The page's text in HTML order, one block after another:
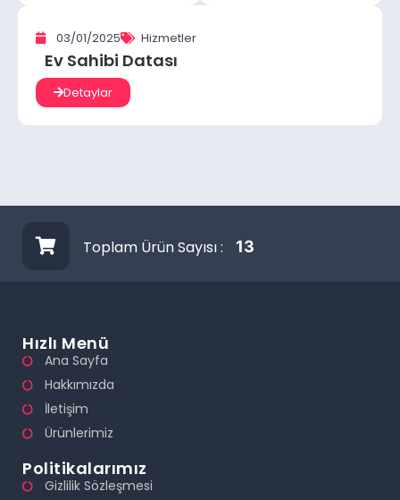
03/01/2025 Hizmetler
Ev Sahibi Datası
Detaylar
Toplam Ürün Sayısı : 13
Hızlı Menü
Ana Sayfa
Hakkımızda
İletişim
Ürünlerimiz
Politikalarımız
Gizlilik Sözleşmesi